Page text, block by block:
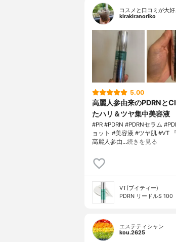
コスメと口コミが大
kirakiranoriko
5.00
高麗人参由来のPDRNと
たハリ＆ツヤ集中美容液
#PR #PDRN #PDRNセラム
ョット #美容液 #ツヤ肌 #VT
高麗人参由…続きを見る
VT(ブイティー)
PDRN リードルS 100
エステティシャン
kou.2625